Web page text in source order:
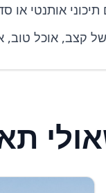
אותנטי או
קצב, אוכל טוב,